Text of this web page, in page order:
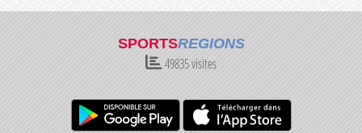
SPORTSREGIONS
49835visites